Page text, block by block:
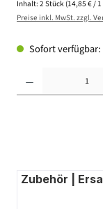
Inhalt: 2 Stück (14,85 € /
Preise inkl. MwSt. zzgl.
Sofort verfügbar:
Zubehör |